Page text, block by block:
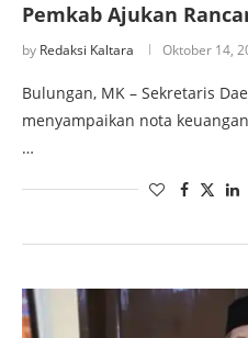
Pemkab Ajukan
by Redaksi Kaltara Oktober 14,
Bulungan, MK – Sekretaris
menyampaikan nota
…